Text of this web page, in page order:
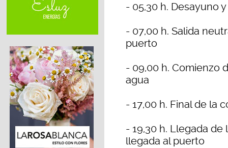
- 05,30 h. Desayuno
- 07,00 h. Salida
puerto
- 09,00 h. Comienzo
agua
- 17,00 h. Final de la
- 19,30 h. Llegada
llegada al puerto